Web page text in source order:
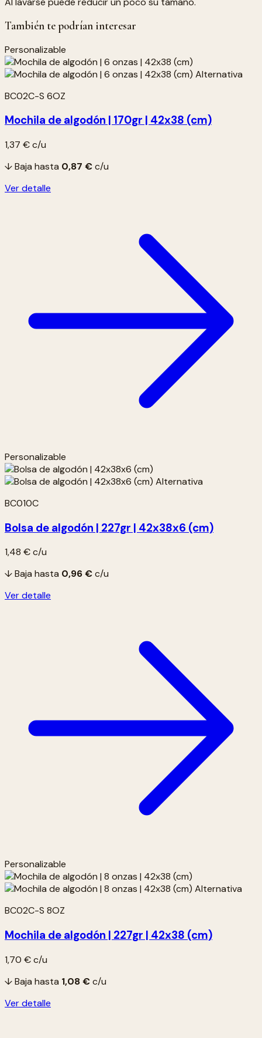
También te podrían interesar
Personalizable
BC02C-S 6OZ
Mochila de algodón | 170gr | 42x38 (cm)
1,37 €c/u
↓ Baja hasta 0,87 €c/u
Ver detalle
Personalizable
BC010C
Bolsa de algodón | 227gr | 42x38x6 (cm)
1,48 €c/u
↓ Baja hasta 0,96 €c/u
Ver detalle
Personalizable
BC02C-S 8OZ
Mochila de algodón | 227gr | 42x38 (cm)
1,70 €c/u
↓ Baja hasta 1,08 €c/u
Ver detalle